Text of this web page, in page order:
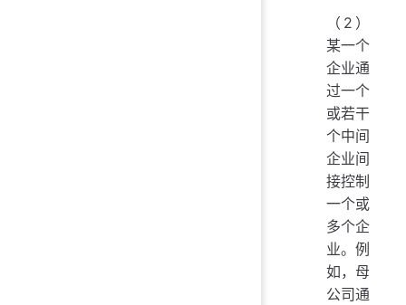
（2）
某一个
企业通
过一个
或若干
个中间
企业间
接控制
一个或
多个企
业。例
如，母
公司通